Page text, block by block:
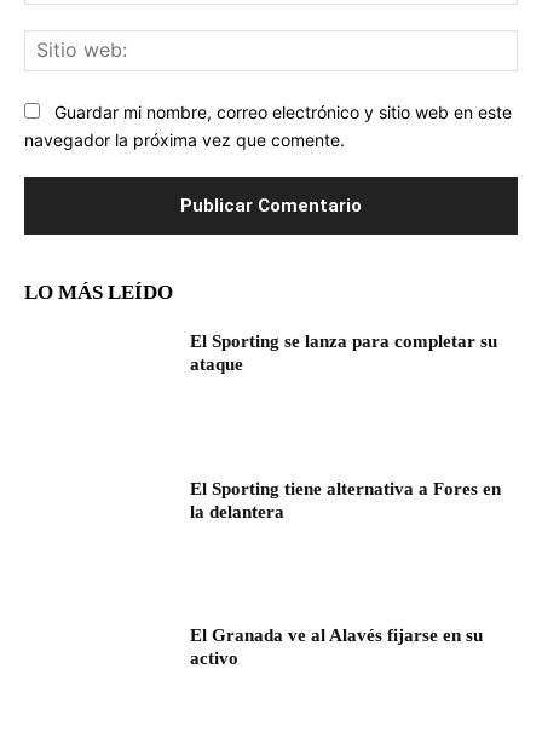
Guardar mi nombre, correo electrónico y sitio web en este
navegador la próxima vez que comente.
LO MÁS LEÍDO
El Sporting se lanza para completar su
ataque
El Sporting tiene alternativa a Fores en
la delantera
El Granada ve al Alavés fijarse en su
activo